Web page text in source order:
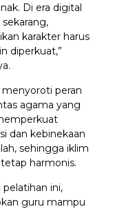
Di era digital
karakter harus
diperkuat,”
menyoroti peran
agama yang
dan kebinekaan
sehingga iklim
harmonis.
pelatihan ini,
guru mampu